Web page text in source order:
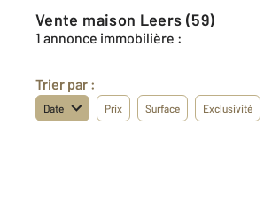
Vente maison Leers (59)
1 annonce immobilière :
Trier par :
Date Prix Surface Exclusivité